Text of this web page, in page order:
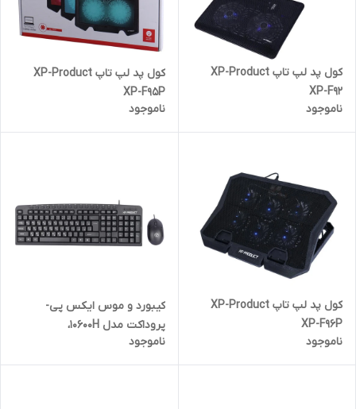
کول پد لپ تاپ XP-Product
XP-F92
ناموجود
کول پد لپ تاپ XP-Product
XP-F95P
ناموجود
کول پد لپ تاپ XP-Product
XP-F96P
ناموجود
کیبورد و موس ایکس پی-
پروداکت مدل 10600H،
ناموجود